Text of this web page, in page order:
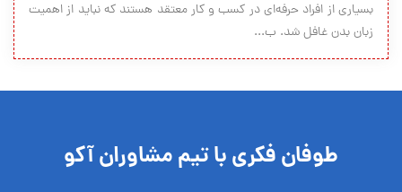
بسیاری از افراد حرفه‌ای در کسب ‌و کار معتقد هستند که نباید از اهمیت
زبان بدن غافل شد. ب...
طوفان فکری با تیم مشاوران آکو